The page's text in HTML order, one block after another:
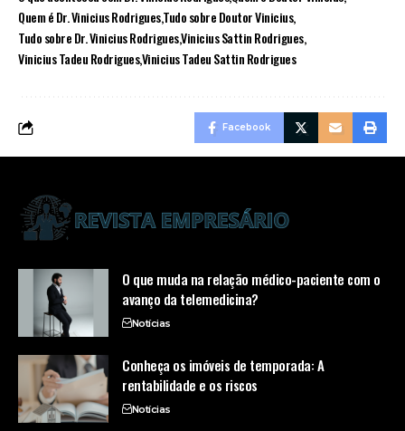
Quem é Dr. Vinicius RodriguesTudo sobre Doutor Vinicius
Tudo sobre Dr. Vinicius RodriguesVinicius Sattin Rodrigues
Vinicius Tadeu RodriguesVinicius Tadeu Sattin Rodrigues
Facebook
O que muda na relação médico-paciente com o
avanço da telemedicina?
Notícias
Conheça os imóveis de temporada: A
rentabilidade e os riscos
Notícias